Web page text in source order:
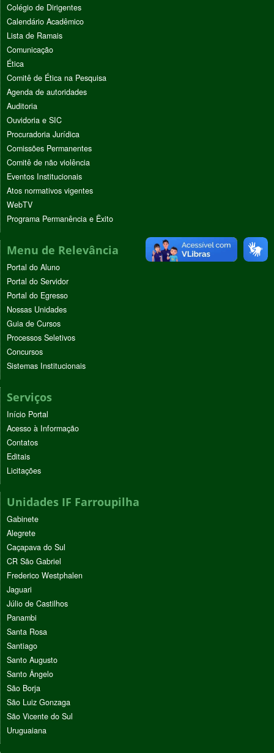
Colégio de Dirigentes
Calendário Acadêmico
Lista de Ramais
Comunicação
Ética
Comitê de Ética na Pesquisa
Agenda de autoridades
Auditoria
Ouvidoria e SIC
Procuradoria Jurídica
Comissões Permanentes
Comitê de não violência
Eventos Institucionais
Atos normativos vigentes
WebTV
Programa Permanência e Êxito
Menu de Relevância
Portal do Aluno
Portal do Servidor
Portal do Egresso
Nossas Unidades
Guia de Cursos
Processos Seletivos
Concursos
Sistemas Institucionais
Serviços
Início Portal
Acesso à Informação
Contatos
Editais
Licitações
Unidades IF Farroupilha
Gabinete
Alegrete
Caçapava do Sul
CR São Gabriel
Frederico Westphalen
Jaguari
Júlio de Castilhos
Panambi
Santa Rosa
Santiago
Santo Augusto
Santo Ângelo
São Borja
São Luiz Gonzaga
São Vicente do Sul
Uruguaiana